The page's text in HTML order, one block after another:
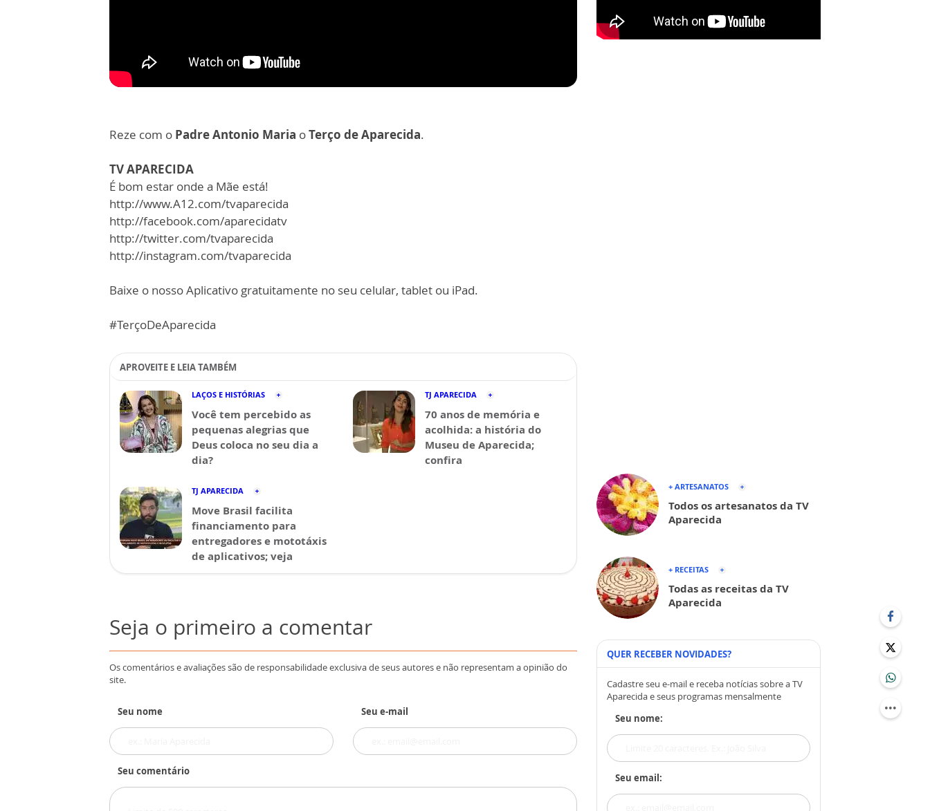
Reze com o Padre Antonio Maria oTerço de Aparecida.
TV APARECIDA
É bom estar onde a Mãe está!
http://www.A12.com/tvaparecida
http://facebook.com/aparecidatv
http://twitter.com/tvaparecida
http://instagram.com/tvaparecida
Baixe o nosso Aplicativo gratuitamente no seu celular, tablet ou iPad.
#TerçoDeAparecida
APROVEITE E LEIA TAMBÉM
LAÇOS E HISTÓRIAS
Você tem percebido as
pequenas alegrias que
Deus coloca no seu dia a
dia?
TJ APARECIDA
70 anos de memória e
acolhida: a história do
Museu de Aparecida;
confira
TJ APARECIDA
Move Brasil facilita
financiamento para
entregadores e mototáxis
de aplicativos; veja
Seja o primeiro a comentar
Os comentários e avaliações são de responsabilidade exclusiva de seus autores e não representam a opinião do
site.
Seu nome Seu e-mail
Seu comentário
+ ARTESANATOS
Todos os artesanatos da TV
Aparecida
+ RECEITAS
Todas as receitas da TV
Aparecida
QUER RECEBER NOVIDADES?
Cadastre seu e-mail e receba notícias sobre a TV
Aparecida e seus programas mensalmente
Seu nome:
Seu email: